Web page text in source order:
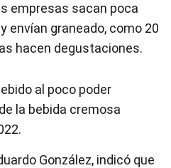
empresas sacan poca
envían graneado, como 20
hacen degustaciones.
al poco poder
la bebida cremosa
González, indicó que